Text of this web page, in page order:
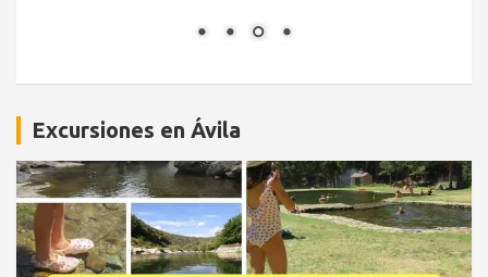
Excursiones en Ávila